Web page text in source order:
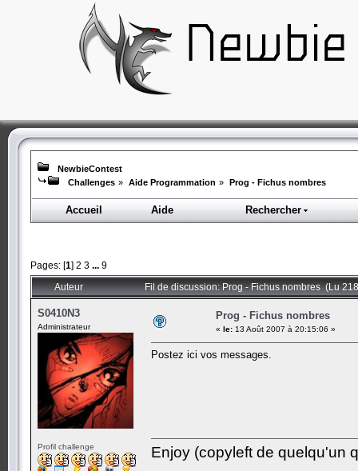
NewbieContest
Challenges » Aide Programmation » Prog - Fichus nombres
Accueil Aide Rechercher
Pages: [1] 2 3 ... 9
Auteur Fil de discussion: Prog - Fichus nombres (Lu
S0410N3
Administrateur
Profil challenge
Prog - Fichus nombres
« le: 13 Août 2007 à 20:15:06 »
Postez ici vos messages.
Enjoy (copyleft de quelqu'un